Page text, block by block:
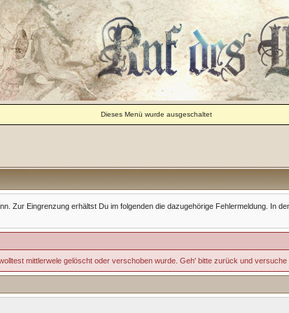
Dieses Menü wurde ausgeschaltet
Zur Eingrenzung erhältst Du im folgenden die dazugehörige Fehlermeldung. In
mittlerwele gelöscht oder verschoben wurde. Geh' bitte zurück und versuche